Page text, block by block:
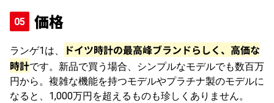
価格
ランゲ1は、
ドイツ時計の最高峰ブランドらしく、高価な
時計です。新品で買う場合、シンプルなモデルでも数百万
円から。複雑な機能を持つモデルやプラチナ製のモデルに
なると、1,000万円を超えるものも珍しくありません。